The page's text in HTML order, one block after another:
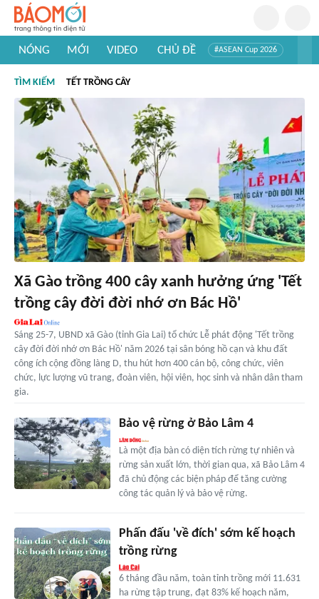
NÓNG MỚI VIDEO CHỦ ĐỀ #ASEAN Cup 2026
#Khám phá thế giới
TÌM KIẾM TẾT TRỒNG CÂY
Xã Gào trồng 400 cây xanh hưởng ứng 'Tết
trồng cây đời đời nhớ ơn Bác Hồ'
Sáng 25-7, UBND xã Gào (tỉnh Gia Lai) tổ chức Lễ phát động 'Tết trồng
cây đời đời nhớ ơn Bác Hồ' năm 2026 tại sân bóng hồ cạn và khu đất
công ích cộng đồng làng D, thu hút hơn 400 cán bộ, công chức, viên
chức, lực lượng vũ trang, đoàn viên, hội viên, học sinh và nhân dân tham
gia.
Bảo vệ rừng ở Bảo Lâm 4
Là một địa bàn có diện tích rừng tự nhiên và
rừng sản xuất lớn, thời gian qua, xã Bảo Lâm 4
đã chủ động các biện pháp để tăng cường
công tác quản lý và bảo vệ rừng.
Phấn đấu 'về đích' sớm kế hoạch
trồng rừng
6 tháng đầu năm, toàn tỉnh trồng mới 11.631
ha rừng tập trung, đạt 83% kế hoạch năm,